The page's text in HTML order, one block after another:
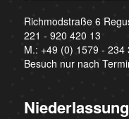
Richmodstraße 6
221 - 920 420 13
M.: +49 (0) 1579 - 234
Besuch nur nach